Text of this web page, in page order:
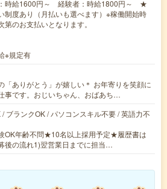
時給1600円～ 経験者：時給1800円～ ★
制度あり（月払いも選べます）※稼働開始時
第のお支払いとなります。
※規定有
「ありがとう」が嬉しい＊ お年寄りを笑顔に
事です。おじいちゃん、おばあち…
ブランクOK / パソコンスキル不要 / 英語力不
OK年齢不問★10名以上採用予定★履歴書は
後の流れ1)翌営業日までに担当…